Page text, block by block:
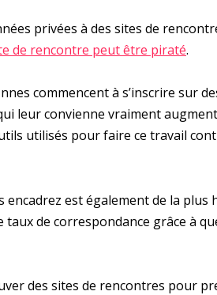
privées à des sites de
de rencontre peut être piraté.
commencent à s’inscrire sur
leur convienne vraiment
utilisés pour faire ce travail
est également de la plus
taux de correspondance grâce à
des sites de rencontres pour